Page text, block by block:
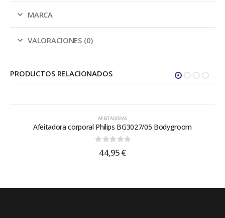
MARCA
VALORACIONES (0)
PRODUCTOS RELACIONADOS
AFEITADORAS
Afeitadora corporal Philips BG3027/05 Bodygroom
44,95€